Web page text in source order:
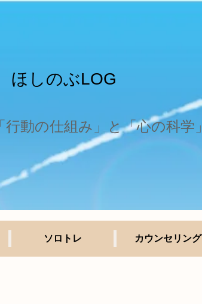
ほしのぶLOG
動の仕組み」と「心の科学」
ソロトレ カウンセリング